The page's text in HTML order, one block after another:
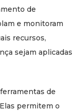
de
e monitoram
recursos,
sejam aplicadas
de
permitem o